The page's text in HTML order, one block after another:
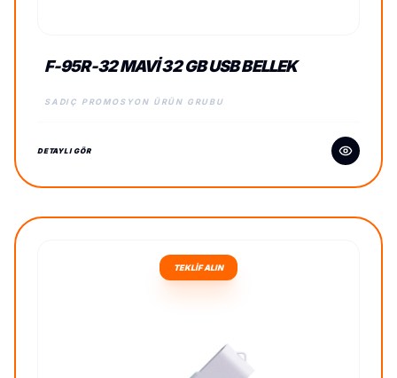
F-95R-32 MAVI 32 GB USB BELLEK
SADIÇ PROMOSYON ÜRÜN GRUBU
DETAYLI GÖR
TEKLİF ALIN